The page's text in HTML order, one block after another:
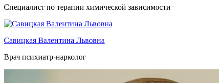
Специалист по терапии химической зависимости
Савицкая Валентина Львовна
Врач психиатр-нарколог